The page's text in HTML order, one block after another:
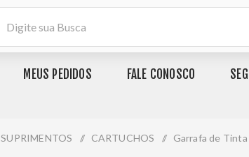
MEUS PEDIDOS FALE CONOSCO
SUPRIMENTOS / CARTUCHOS / Garrafa de